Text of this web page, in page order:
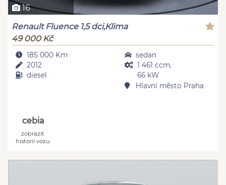
16
Renault Fluence 1,5 dci,Klima
49 000 Kč
185 000 Km
2012
diesel
sedan
1 461 ccm,
66 kW
Hlavní město Praha
cebia
zobrazit
historii vozu